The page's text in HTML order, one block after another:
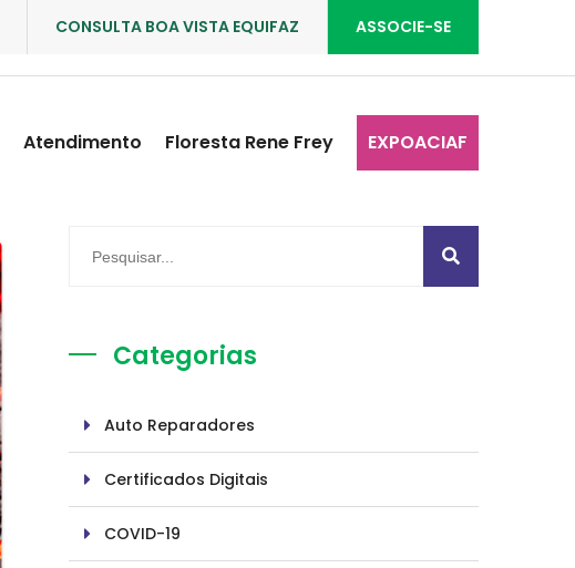
ASSOCIE-SE
CONSULTA BOA VISTA EQUIFAZ
Atendimento Floresta Rene Frey EXPOACIAF
Categorias
Auto Reparadores
Certificados Digitais
COVID-19